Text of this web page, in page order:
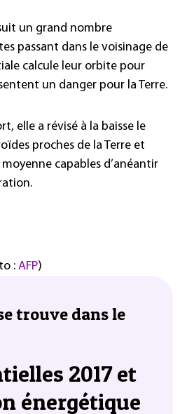
un grand nombre
passant dans le voisinage de
calcule leur orbite pour
un danger pour la Terre.
elle a révisé à la baisse le
proches de la Terre et
capables d’anéantir
: AFP)
trouve dans le
2017 et
énergétique